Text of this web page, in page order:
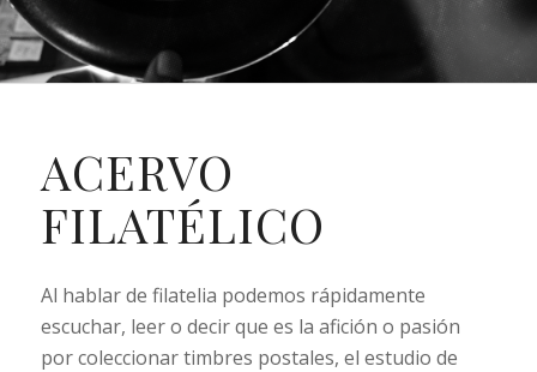
ACERVO
FILATÉLICO
Al hablar de filatelia podemos rápidamente
escuchar, leer o decir que es la afición o pasión
por coleccionar timbres postales, el estudio de